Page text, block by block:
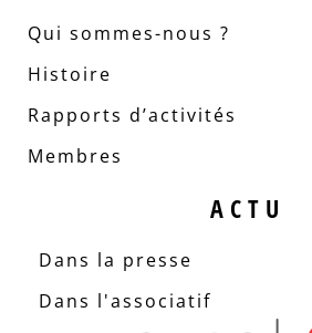
Qui sommes-nous ?
Histoire
Rapports d’activités
Membres
ACTU
Dans la presse
Dans l'associatif